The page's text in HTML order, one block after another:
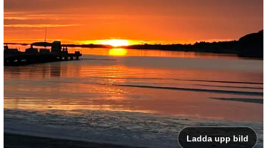
Ladda upp bild